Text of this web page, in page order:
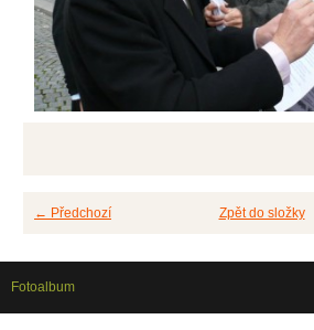
← Předchozí Zpět do složky
Fotoalbum